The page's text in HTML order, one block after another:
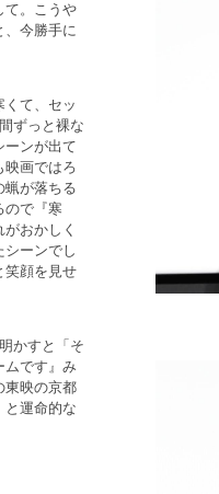
て。こうや
、今勝手に
て、セッ
ずっと裸な
ーンが出て
映画ではろ
蝋が落ちる
ので『寒
おかしく
ーンでし
笑顔を見せ
かすと「そ
ムです』み
東映の京都
と運命的な